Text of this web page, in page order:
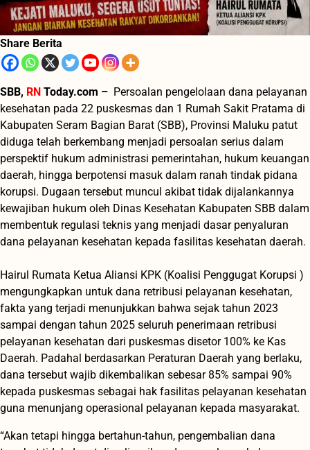
Share Berita
SBB, RN Today.com – Persoalan pengelolaan dana pelayanan
kesehatan pada 22 puskesmas dan 1 Rumah Sakit Pratama di
Kabupaten Seram Bagian Barat (SBB), Provinsi Maluku patut
diduga telah berkembang menjadi persoalan serius dalam
perspektif hukum administrasi pemerintahan, hukum keuangan
daerah, hingga berpotensi masuk dalam ranah tindak pidana
korupsi. Dugaan tersebut muncul akibat tidak dijalankannya
kewajiban hukum oleh Dinas Kesehatan Kabupaten SBB dalam
membentuk regulasi teknis yang menjadi dasar penyaluran
dana pelayanan kesehatan kepada fasilitas kesehatan daerah.
‎‎Hairul Rumata Ketua Aliansi KPK (Koalisi Penggugat Korupsi )
mengungkapkan untuk dana retribusi pelayanan kesehatan,
fakta yang terjadi menunjukkan bahwa sejak tahun 2023
sampai dengan tahun 2025 seluruh penerimaan retribusi
pelayanan kesehatan dari puskesmas disetor 100% ke Kas
Daerah. Padahal berdasarkan Peraturan Daerah yang berlaku,
dana tersebut wajib dikembalikan sebesar 85% sampai 90%
kepada puskesmas sebagai hak fasilitas pelayanan kesehatan
guna menunjang operasional pelayanan kepada masyarakat.
“Akan tetapi hingga bertahun-tahun, pengembalian dana